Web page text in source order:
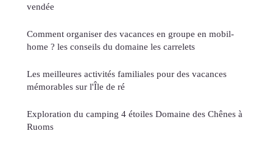
vendée
Comment organiser des vacances en groupe en mobil-
home ? les conseils du domaine les carrelets
Les meilleures activités familiales pour des vacances
mémorables sur l'Île de ré
Exploration du camping 4 étoiles Domaine des Chênes à
Ruoms